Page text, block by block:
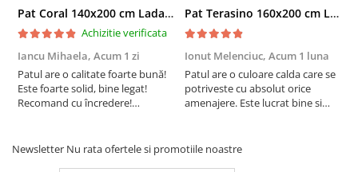
Pat Coral 140x200 cm Lada Depozitare Tapitat Catifea Gri Somiera Inclusa ( ML 2526 )
Achizitie verificata
Iancu Mihaela, Acum 1 zi
Patul are o calitate foarte bună!
Este foarte solid, bine legat!
Recomand cu încredere!
Pat Terasino 160x200 cm Lada Depozitare Tapitat Stofa Bej Somiera Inclusa
Ionut Melenciuc, Acum 1 luna
Patul are o culoare calda care se
potriveste cu absolut orice
amenajere. Este lucrat bine si
drag !
Newsletter Nu rata ofertele si promotiile noastre